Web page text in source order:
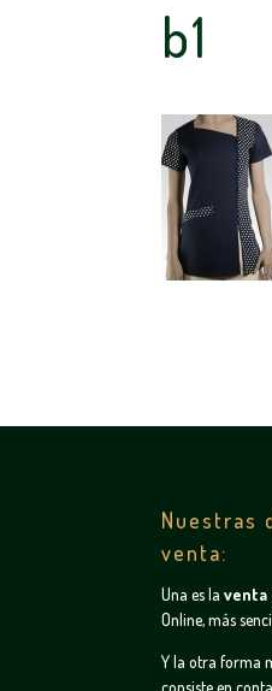
b1
Nuestras
venta:
Una es laventa
Online, más
Y la otra forma
consiste en